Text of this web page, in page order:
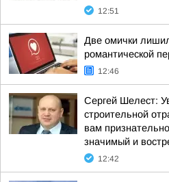
12:51
Две омички
романтической
12:46
Сергей Шелест:
строительной
вам
значимый и
12:42